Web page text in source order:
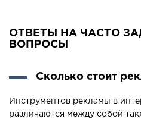
ОТВЕТЫ НА ЧАСТО
ВОПРОСЫ
Сколько стоит
Инструментов рекламы в
различаются между собой